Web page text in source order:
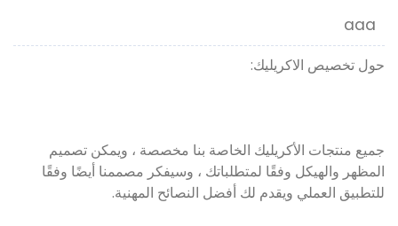
aaa
حول تخصيص الاكريليك:
جميع منتجات الأكريليك الخاصة بنا مخصصة ، ويمكن تصميم
المظهر والهيكل وفقًا لمتطلباتك ، وسيفكر مصممنا أيضًا وفقًا
للتطبيق العملي ويقدم لك أفضل النصائح المهنية.